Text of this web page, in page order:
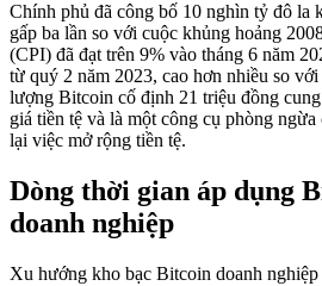
Chính phủ đã công bố 10 nghìn tỷ đô la
gấp ba lần so với cuộc khủng hoảng
(CPI) đã đạt trên 9% vào tháng 6 năm
từ quý 2 năm 2023, cao hơn nhiều so
lượng Bitcoin cố định 21 triệu đồng
giá tiền tệ và là một công cụ phòng
lại việc mở rộng tiền tệ.
Dòng thời gian áp dụng
doanh nghiệp
Xu hướng kho bạc Bitcoin doanh